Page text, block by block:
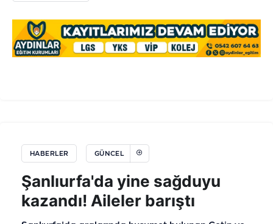
HABERLER GÜNCEL
Şanlıurfa'da yine sağduyu
kazandı! Aileler barıştı